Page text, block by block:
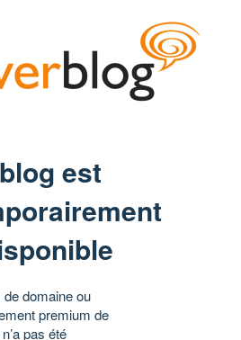
est
de domaine ou
premium de
pas été